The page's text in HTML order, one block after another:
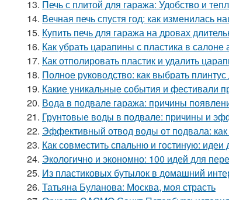
13. Печь с плитой для гаража: Удобство и
14. Вечная печь спустя год: как изменилась
15. Купить печь для гаража на дровах
16. Как убрать царапины с пластика в
17. Как отполировать пластик и удалить
18. Полное руководство: как выбрать
19. Какие уникальные события и фестивали
20. Вода в подвале гаража: причины
21. Грунтовые воды в подвале: причины и
22. Эффективный отвод воды от подвала:
23. Как совместить спальню и гостиную:
24. Экологично и экономно: 100 идей для
25. Из пластиковых бутылок в домашний
26. Татьяна Буланова: Москва, моя страсть